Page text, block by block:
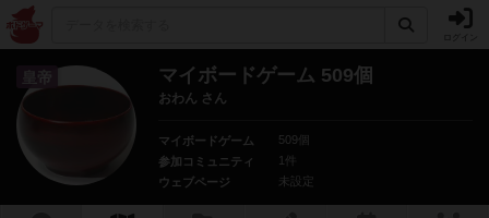
皇帝 マイボードゲーム 509個
おわん さん
マイボードゲーム
509個
参加コミュニティ
1件
ウェブページ
未設定